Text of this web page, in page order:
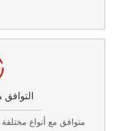
متوافق مع أنواع